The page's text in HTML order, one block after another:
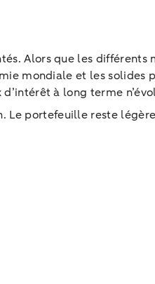
Alors que les différents
mondiale et les solides
à long terme
Le portefeuille reste